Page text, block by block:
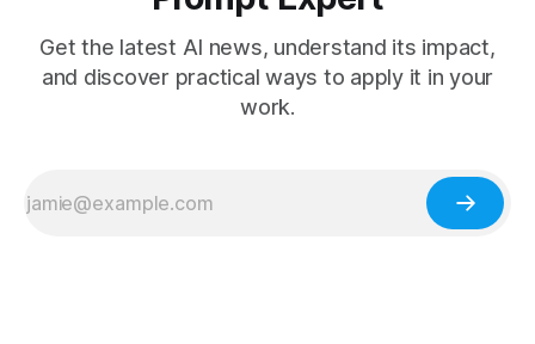
Get the latest AI news, understand its impact,
and discover practical ways to apply it in your
work.